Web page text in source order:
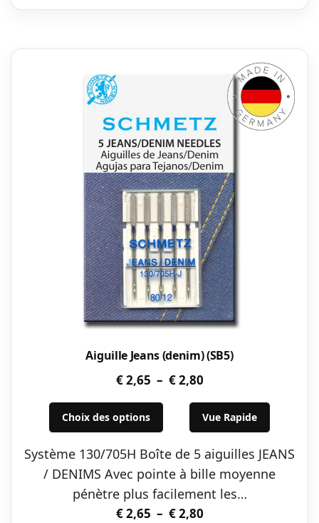
choisies
la
Aiguille Jeans (denim) (SB5)
€2,65 – €2,80Plage
prix :
€ 2,65
à
€ 2,80
Choix des options
Ce
produit
a
plusieurs
variations.
Les
Vue Rapide
Système 130/705H Boîte de 5 aiguilles JEANS
/ DENIMS Avec pointe à bille moyenne
pénètre plus facilement les…
€2,65 – €2,80Plage